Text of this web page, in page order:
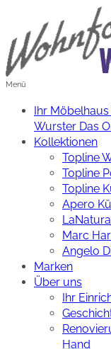
Ihr
Wurster Das
Kollektionen
Topline
Topline
Topline
Apero
LaNatura
Marc
Angelo
Marken
Über uns
Ihr
Hand